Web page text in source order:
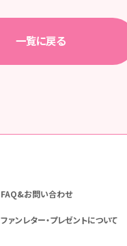
一覧に戻る
FAQ&お問い合わせ
ファンレター・プレゼントについて